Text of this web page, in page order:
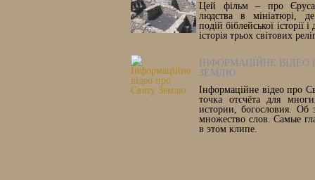
Цей фільм – про
людства в мініатюрі, де
подій біблейської історії
історія трьох світових
ІНФОРМАЦІЙНЕ ВІДЕО
ЗЕМЛЮ
Інформаційне відео про
точка отсчёта для
истории, богословия. Об
множество слов. Самые
в этом клипе.